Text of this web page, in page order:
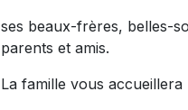
ses beaux-frères, belles-
parents et amis.
La famille vous